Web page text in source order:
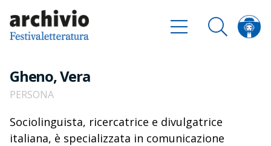
Gheno, Vera
PERSONA
Sociolinguista, ricercatrice e divulgatrice
italiana, è specializzata in comunicazione